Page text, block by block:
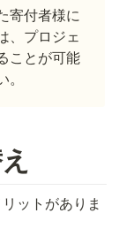
寄付者様に
、プロジェ
ことが可能
ットがありま